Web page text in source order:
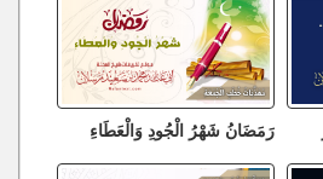
رَمَضَانُ شَهْرُ الْجُودِ وَالْعَطَاءِ